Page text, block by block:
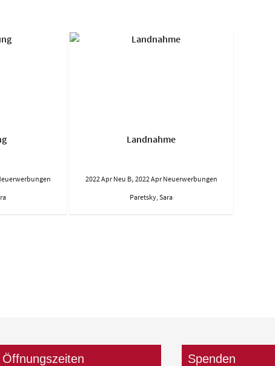
Landnahme
2022 Apr Neu B, 2022 Apr Neuerwerbungen
Paretsky, Sara
Öffnungszeiten Spenden